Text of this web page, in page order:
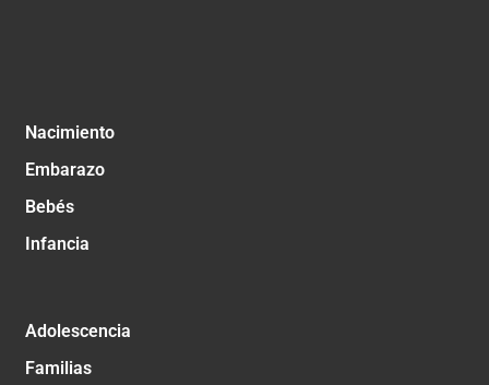
Nacimiento
Embarazo
Bebés
Infancia
Adolescencia
Familias